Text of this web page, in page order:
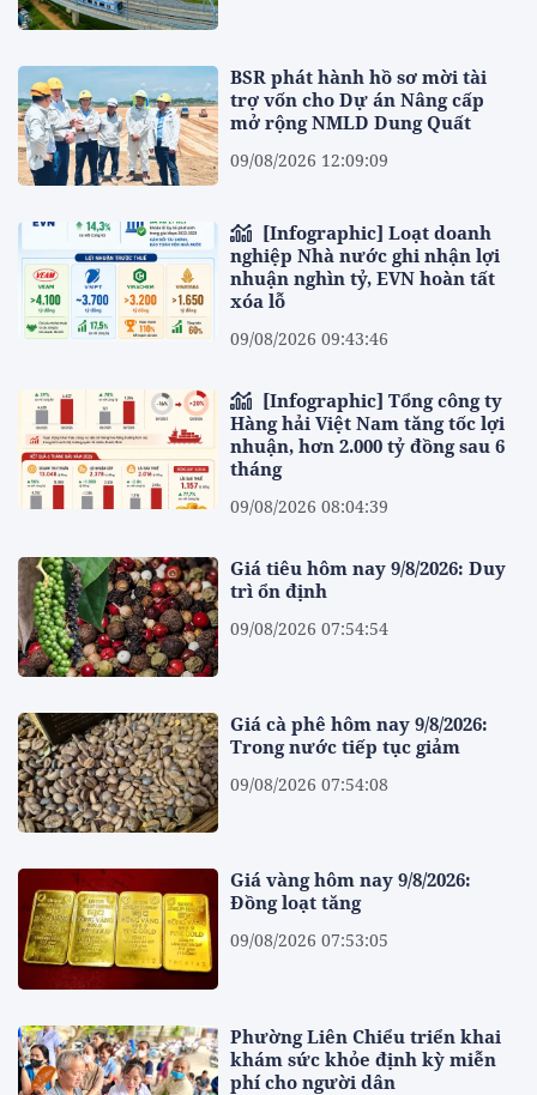
BSR phát hành hồ sơ mời tài
trợ vốn cho Dự án Nâng cấp
mở rộng NMLD Dung Quất
09/08/2026 12:09:09
nghiệp Nhà nước ghi nhận lợi
nhuận nghìn tỷ, EVN hoàn tất
xóa lỗ
09/08/2026 09:43:46
Hàng hải Việt Nam tăng tốc lợi
nhuận, hơn 2.000 tỷ đồng sau 6
tháng
09/08/2026 08:04:39
Giá tiêu hôm nay 9/8/2026: Duy
trì ổn định
09/08/2026 07:54:54
Giá cà phê hôm nay 9/8/2026:
Trong nước tiếp tục giảm
09/08/2026 07:54:08
Giá vàng hôm nay 9/8/2026:
Đồng loạt tăng
09/08/2026 07:53:05
Phường Liên Chiểu triển khai
khám sức khỏe định kỳ miễn
phí cho người dân